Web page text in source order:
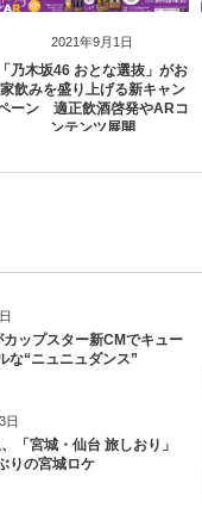
2021年9月1日
「乃木坂46 おとな選抜」がお
家飲みを盛り上げる新キャン
ーン 適正飲酒啓発やARコ
ンテンツ展開
カップスター新CMでキュー
な“ニュニュダンス”
日
「宮城・仙台 旅しおり」
りの宮城ロケ